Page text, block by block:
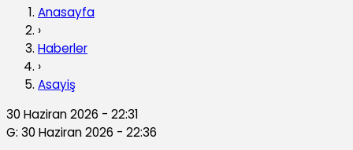
Anasayfa
›
Haberler
›
Asayiş
30 Haziran 2026 - 22:31
G: 30 Haziran 2026 - 22:36